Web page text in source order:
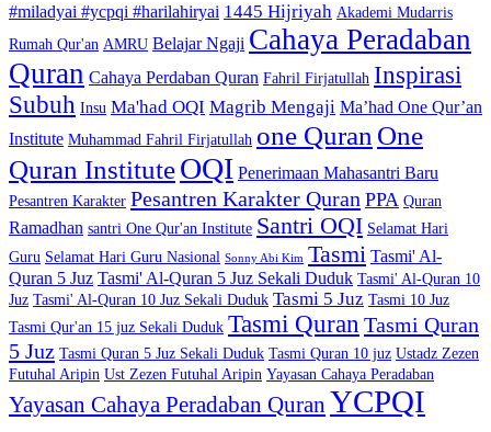
#miladyai #ycpqi #harilahiryai 1445 Hijriyah Akademi Mudarris
Rumah Qur'an AMRU Belajar Ngaji Cahaya Peradaban
Quran Cahaya Perdaban Quran Fahril Firjatullah Inspirasi
Subuh Insu Ma'had OQI Magrib Mengaji Ma’had One Qur’an
Institute Muhammad Fahril Firjatullah one Quran One
Quran InstituteOQI Penerimaan Mahasantri Baru
Pesantren Karakter Pesantren Karakter Quran PPA Quran
Ramadhan santri One Qur'an Institute Santri OQI Selamat Hari
Guru Selamat Hari Guru Nasional Sonny Abi Kim Tasmi Tasmi' Al-
Quran 5 Juz Tasmi' Al-Quran 5 Juz Sekali Duduk Tasmi' Al-Quran 10
Juz Tasmi' Al-Quran 10 Juz Sekali Duduk Tasmi 5 Juz Tasmi 10 Juz
Tasmi Qur'an 15 juz Sekali Duduk Tasmi Quran Tasmi Quran
5 Juz Tasmi Quran 5 Juz Sekali Duduk Tasmi Quran 10 juz Ustadz Zezen
Futuhal Aripin Ust Zezen Futuhal Aripin Yayasan Cahaya Peradaban
Yayasan Cahaya Peradaban Quran YCPQI